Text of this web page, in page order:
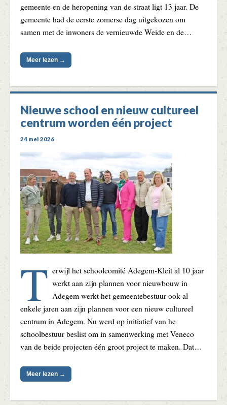
gemeente en de heropening van de straat ligt 13 jaar. De
gemeente had de eerste zomerse dag uitgekozen om
samen met de inwoners de vernieuwde Weide en de…
Meer lezen →
Nieuwe school en nieuw cultureel
centrum worden één project
24 mei 2026
T erwijl het schoolcomité Adegem-Kleit al 10 jaar
werkt aan zijn plannen voor nieuwbouw in
Adegem werkt het gemeentebestuur ook al
enkele jaren aan zijn plannen voor een nieuw cultureel
centrum in Adegem. Nu werd op initiatief van he
schoolbestuur beslist om in samenwerking met Veneco
van de beide projecten één groot project te maken. Dat…
Meer lezen →